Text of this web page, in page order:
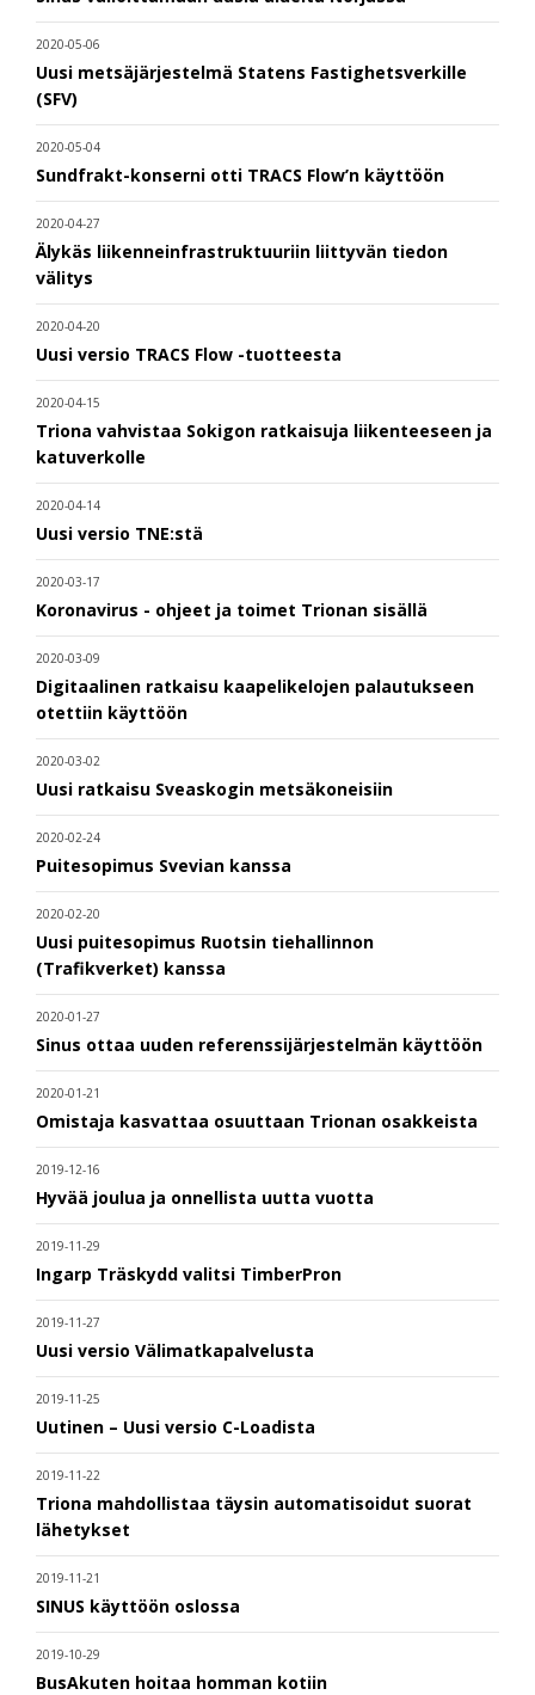
2020-05-06
Uusi metsäjärjestelmä Statens Fastighetsverkille
(SFV)
2020-05-04
Sundfrakt-konserni otti TRACS Flow’n käyttöön
2020-04-27
Älykäs liikenneinfrastruktuuriin liittyvän tiedon
välitys
2020-04-20
Uusi versio TRACS Flow -tuotteesta
2020-04-15
Triona vahvistaa Sokigon ratkaisuja liikenteeseen ja
katuverkolle
2020-04-14
Uusi versio TNE:stä
2020-03-17
Koronavirus - ohjeet ja toimet Trionan sisällä
2020-03-09
Digitaalinen ratkaisu kaapelikelojen palautukseen
otettiin käyttöön
2020-03-02
Uusi ratkaisu Sveaskogin metsäkoneisiin
2020-02-24
Puitesopimus Svevian kanssa
2020-02-20
Uusi puitesopimus Ruotsin tiehallinnon
(Trafikverket) kanssa
2020-01-27
Sinus ottaa uuden referenssijärjestelmän käyttöön
2020-01-21
Omistaja kasvattaa osuuttaan Trionan osakkeista
2019-12-16
Hyvää joulua ja onnellista uutta vuotta
2019-11-29
Ingarp Träskydd valitsi TimberPron
2019-11-27
Uusi versio Välimatkapalvelusta
2019-11-25
Uutinen – Uusi versio C-Loadista
2019-11-22
Triona mahdollistaa täysin automatisoidut suorat
lähetykset
2019-11-21
SINUS käyttöön oslossa
2019-10-29
BusAkuten hoitaa homman kotiin